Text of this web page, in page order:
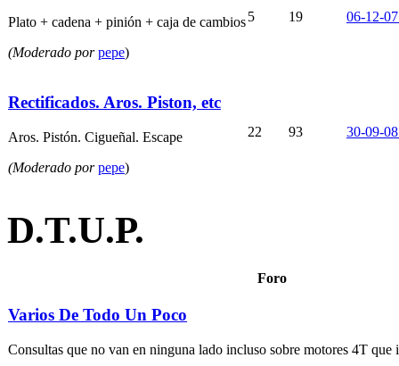
Plato + cadena + pinión + caja de cambios
(Moderado por pepe)
5 19 06-12-
Rectificados. Aros. Piston, etc
Aros. Pistón. Cigueñal. Escape
(Moderado por pepe)
22 93 30-09-
D.T.U.P.
Foro
Varios De Todo Un Poco
Consultas que no van en ninguna lado incluso sobre motores 4T que